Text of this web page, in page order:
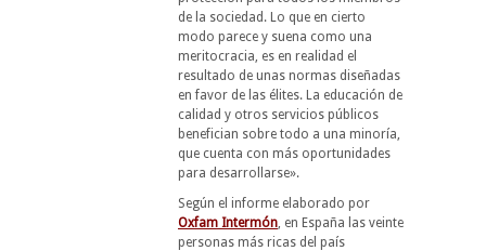
de la sociedad. Lo que en cierto
modo parece y suena como una
meritocracia, es en realidad el
resultado de unas normas diseñadas
en favor de las élites. La educación de
calidad y otros servicios públicos
benefician sobre todo a una minoría,
que cuenta con más oportunidades
para desarrollarse».
Según el informe elaborado por
Oxfam Intermón , en España las veinte
personas más ricas del país